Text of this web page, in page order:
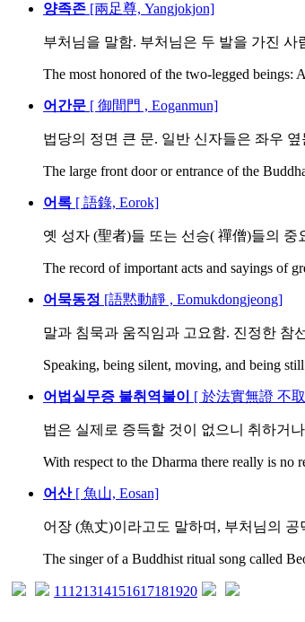
양족존 [兩足尊, Yangjokjon]
부처님을 말함. 부처님은 두 발을 가진
The most honored of the two-legged beings:
어간문 [ 御間門 , Eoganmun]
법당의 정면 큰 문. 일반 신자들은 좌우
The large front door or entrance of the
어록 [ 語錄, Eorok]
옛 성자 (聖者)들 또는 선승( 禪僧)들의
The record of important acts and sayings of
어묵동정 [語黙動靜 , Eomukdongjeong]
말과 침묵과 움직임과 고요함. 진정한 참
Speaking, being silent, moving, and being
어법실무증 불취역불이 [ 於法實無證 不
법은 실제로 증득할 것이 없으니 취하거
With respect to the Dharma there really is no
어산[ 魚山, Eosan]
어장 (魚丈)이라고도 말하며, 부처님의
The singer of a Buddhist ritual song called
11 121314151617181920